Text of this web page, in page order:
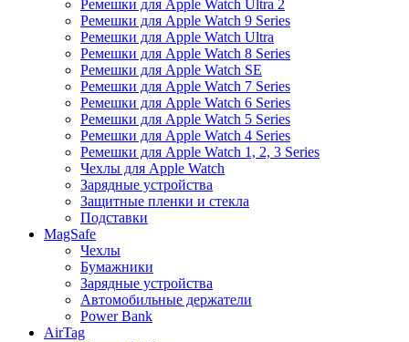
Ремешки для Apple Watch Ultra 2
Ремешки для Apple Watch 9 Series
Ремешки для Apple Watch Ultra
Ремешки для Apple Watch 8 Series
Ремешки для Apple Watch SE
Ремешки для Apple Watch 7 Series
Ремешки для Apple Watch 6 Series
Ремешки для Apple Watch 5 Series
Ремешки для Apple Watch 4 Series
Ремешки для Apple Watch 1, 2, 3 Series
Чехлы для Apple Watch
Зарядные устройства
Защитные пленки и стекла
Подставки
MagSafe
Чехлы
Бумажники
Зарядные устройства
Автомобильные держатели
Power Bank
AirTag